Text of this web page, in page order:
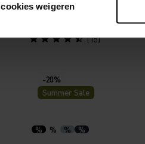
weigeren
(15)
-20%
Summer Sale
% % % %